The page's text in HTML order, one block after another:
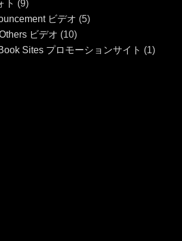
ト (9)
ビデオ (5)
ビデオ (10)
Sites プロモーションサイト (1)